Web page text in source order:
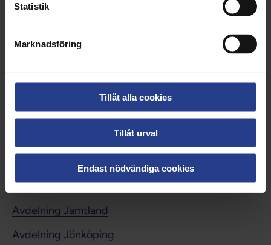
Statistik
Marknadsföring
Tillåt alla cookies
Tillåt urval
Endast nödvändiga cookies
Avdelning Östergötland
Årsrapport 2022
Avdelning Dalarna
Avdelning Gävleborg
Avdelning Halland
Avdelning Jämtland
Avdelning Jönköping